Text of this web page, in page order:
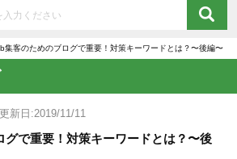
集客のためのブログで重要！対策キーワードとは？〜後編〜
新日:2019/11/11
グで重要！対策キーワードとは？〜後